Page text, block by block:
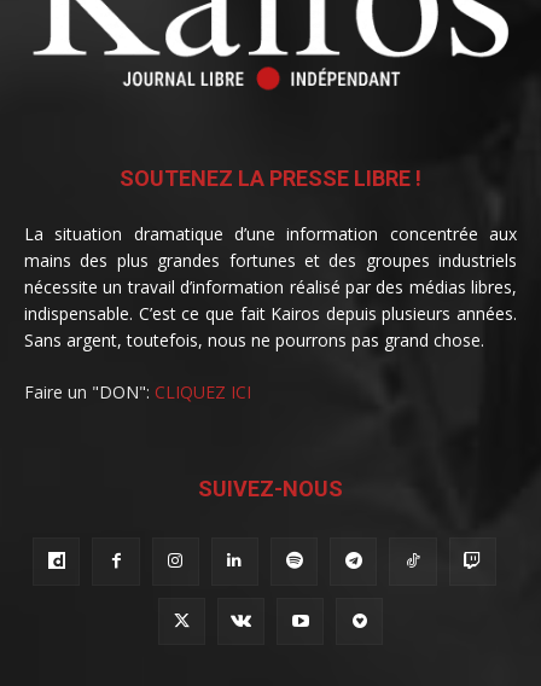
SOUTENEZ LA PRESSE LIBRE !
La situation dramatique d’une information concentrée aux
mains des plus grandes fortunes et des groupes industriels
nécessite un travail d’information réalisé par des médias libres,
indispensable. C’est ce que fait Kairos depuis plusieurs années.
Sans argent, toutefois, nous ne pourrons pas grand chose.
Faire un "DON": CLIQUEZ ICI
SUIVEZ-NOUS